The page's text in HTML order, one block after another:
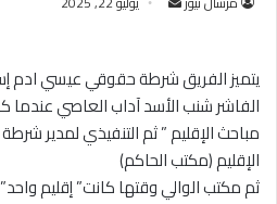
يتميز الفريق شرطة حقوقي عيسي ادم
الفاشر شنب الأسد آداب العاصي عندما
مباحث الإقليم ” ثم التنفيذي لمدير
الإقليم (مكتب الحاكم)
ثم مكتب الوالي وقتها كانت” إقليم